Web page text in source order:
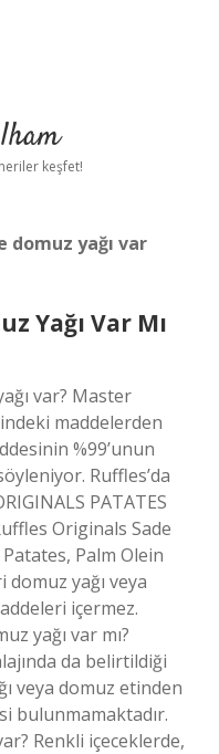
keşfet!
domuz yağı var
Yağı Var Mı
var? Master
maddelerden
%99’unun
Ruffles’da
PATATES
Originals Sade
Palm Olein
yağı veya
içermez.
yağı var mı?
​​da belirtildiği
veya domuz etinden
bulunmamaktadır.
Renkli içeceklerde,